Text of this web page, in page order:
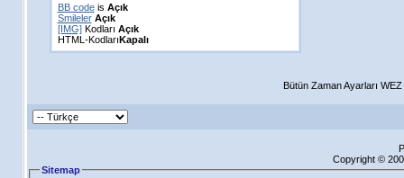
BB codeis Açık
Smileler Açık
[IMG]Kodları Açık
HTML-KodlarıKapalı
Bütün Zaman Ayarları
Copyright ©
Sitemap